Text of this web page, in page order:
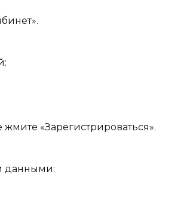
«Зарегистрироваться».
данными: